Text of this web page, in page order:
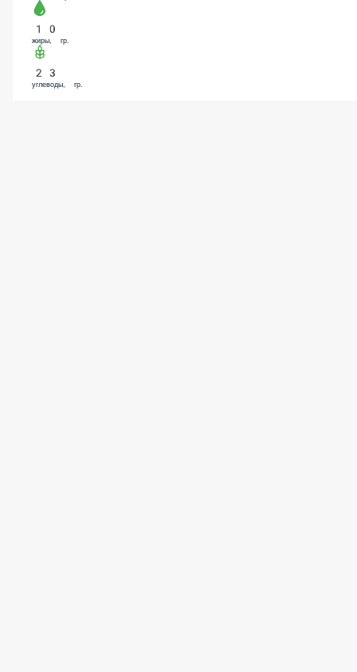
10
жиры, гр.
23
углеводы, гр.